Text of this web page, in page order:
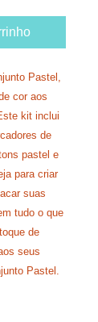
Pastel,
cor aos
kit inclui
de
pastel e
para criar
suas
tudo o que
de
seus
Pastel.